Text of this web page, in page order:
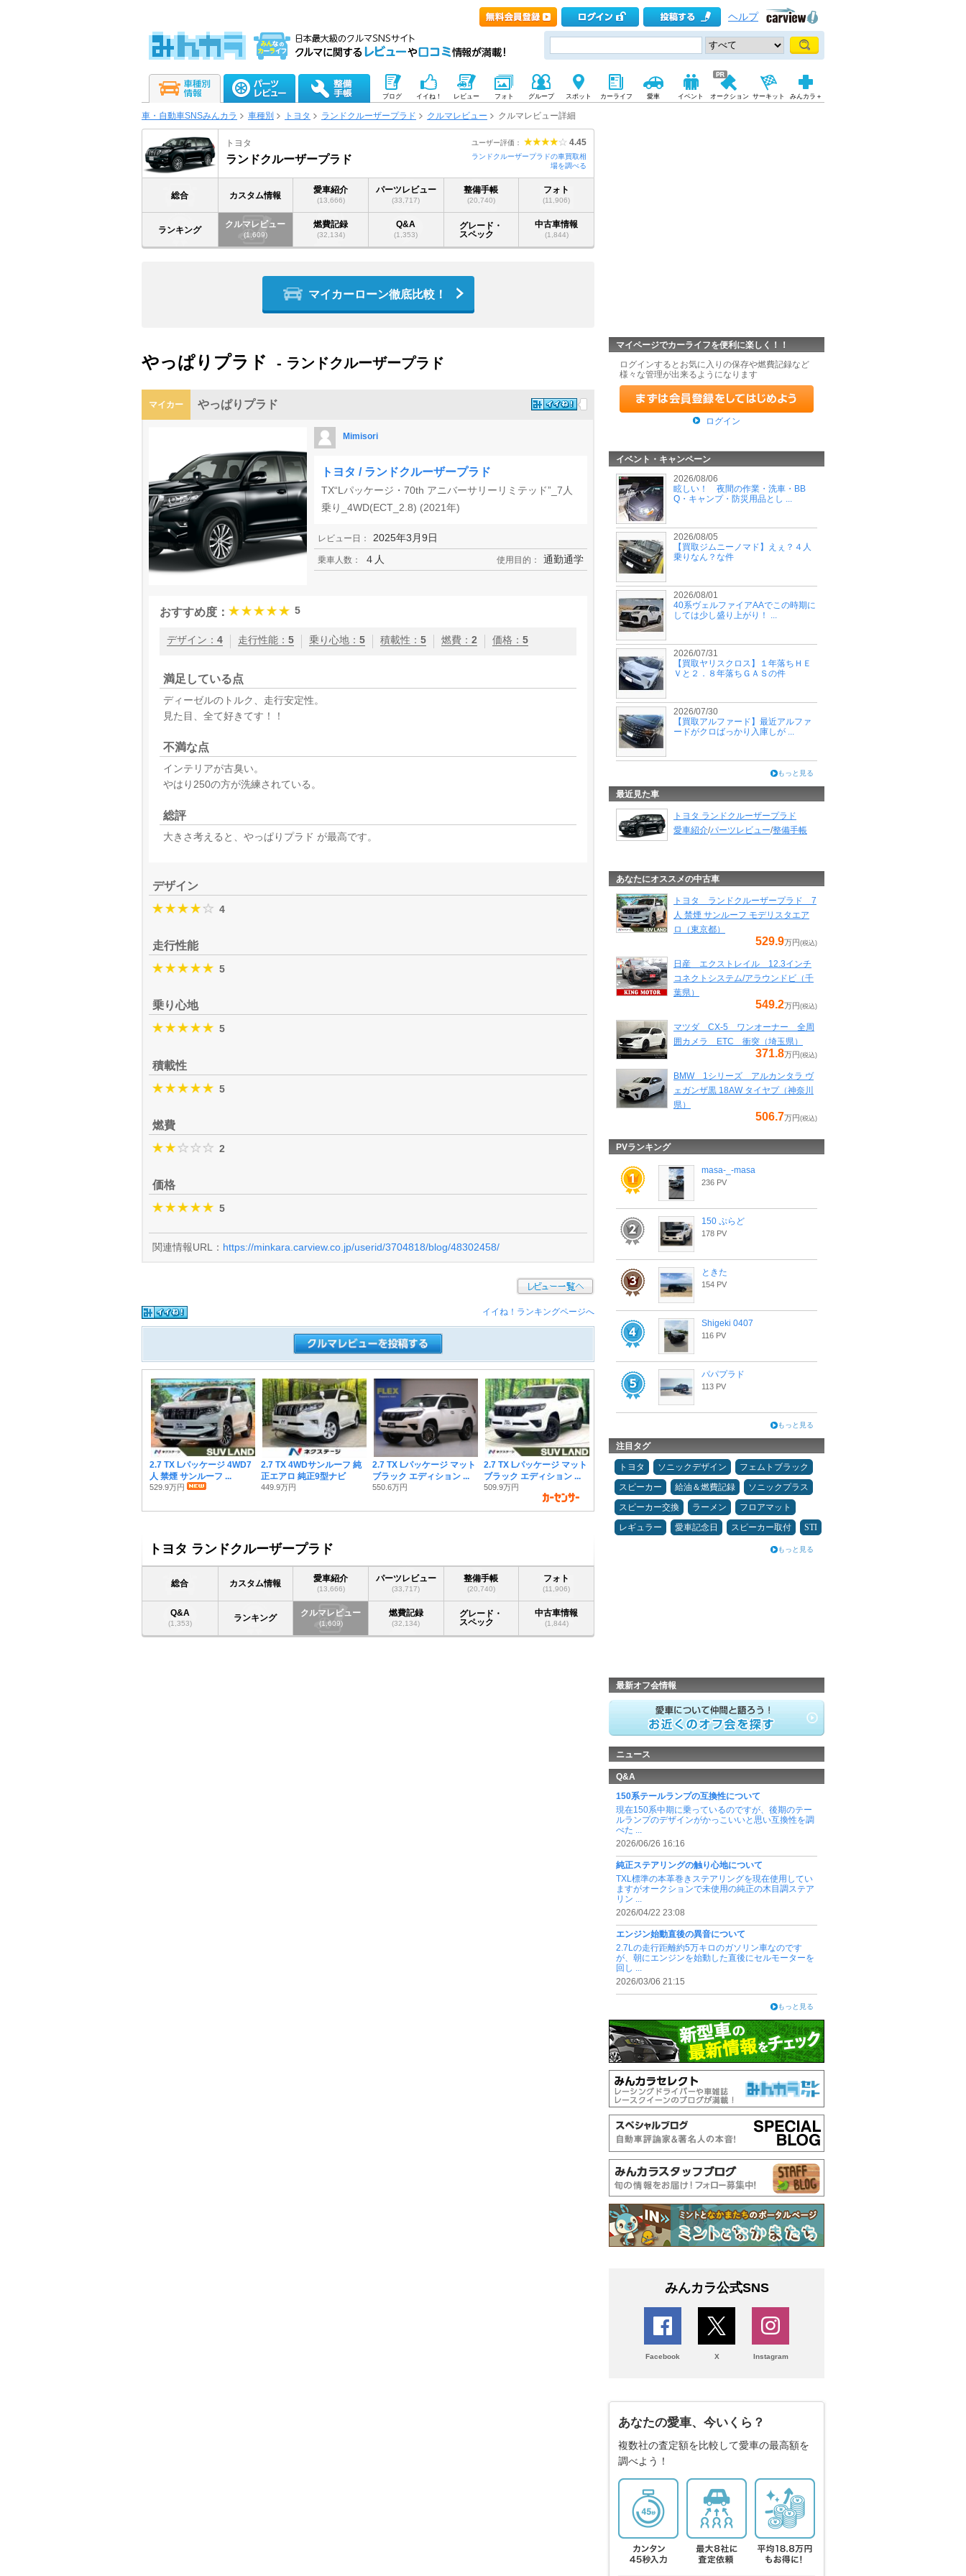
ヘルプ
ブログ イイね！ レビュー フォト グループ スポット カーライフ 愛車 イベント オークション サーキット みんカラ＋
車・自動車SNSみんカラ 車種別 トヨタ ランドクルーザープラド クルマレビュー クルマレビュー詳細
ユーザー評価： 4.45
トヨタ
ランドクルーザープラド
ランドクルーザープラドの車買取相
場を調べる
総合 カスタム情報
愛車紹介
(13,666)
パーツレビュー
(33,717)
整備手帳
(20,740)
フォト
(11,906)
ランキング
クルマレビュー
(1,609)
燃費記録
(32,134)
Q&A
(1,353)
グレード・
スペック
中古車情報
(1,844)
マイカーローン徹底比較！
やっぱりプラド - ランドクルーザープラド
マイカー やっぱりプラド
Mimisori
トヨタ / ランドクルーザープラド
TX“Lパッケージ・70th アニバーサリーリミテッド”_7人
乗り_4WD(ECT_2.8) (2021年)
レビュー日： 2025年3月9日
乗車人数： ４人 使用目的： 通勤通学
おすすめ度： 5
デザイン ： 4 走行性能 ： 5 乗り心地 ： 5 積載性 ： 5 燃費 ： 2 価格 ： 5
満足している点
ディーゼルのトルク、走行安定性。
見た目、全て好きてす！！
不満な点
インテリアが古臭い。
やはり250の方が洗練されている。
総評
大きさ考えると、やっぱりプラド が最高です。
デザイン
4
走行性能
5
乗り心地
5
積載性
5
燃費
2
価格
5
関連情報URL： https://minkara.carview.co.jp/userid/3704818/blog/48302458/
イイね！ランキングページへ
2.7 TX Lパッケージ 4WD7
人 禁煙 サンルーフ ...
529.9万円
2.7 TX 4WDサンルーフ 純
正エアロ 純正9型ナビ
449.9万円
2.7 TX Lパッケージ マット
ブラック エディション ...
550.6万円
2.7 TX Lパッケージ マット
ブラック エディション ...
509.9万円
トヨタ ランドクルーザープラド
総合 カスタム情報
愛車紹介
(13,666)
パーツレビュー
(33,717)
整備手帳
(20,740)
フォト
(11,906)
Q&A
(1,353) ランキング
クルマレビュー
(1,609)
燃費記録
(32,134)
グレード・
スペック
中古車情報
(1,844)
マイページでカーライフを便利に楽しく！！
ログインするとお気に入りの保存や燃費記録など
様々な管理が出来るようになります
ログイン
イベント・キャンペーン
2026/08/06
眩しい！ 夜間の作業・洗車・BB
Q・キャンプ・防災用品とし ...
2026/08/05
【買取ジムニーノマド】えぇ？４人
乗りなん？な件
2026/08/01
40系ヴェルファイアAAでこの時期に
しては少し盛り上がり！ ...
2026/07/31
【買取ヤリスクロス】１年落ちＨＥ
Ｖと２．８年落ちＧＡＳの件
2026/07/30
【買取アルファード】最近アルファ
ードがクロばっかり入庫しが ...
もっと見る
最近見た車
トヨタ ランドクルーザープラド
愛車紹介/パーツレビュー/整備手帳
あなたにオススメの中古車
トヨタ ランドクルーザープラド 7
人 禁煙 サンルーフ モデリスタエア
ロ（東京都）
529.9万円 (税込)
日産 エクストレイル 12.3インチ
コネクトシステム/アラウンドビ（千
葉県）
549.2万円 (税込)
マツダ CX-5 ワンオーナー 全周
囲カメラ ETC 衝突（埼玉県）
371.8万円 (税込)
BMW 1シリーズ アルカンタラ ヴ
ェガンザ黒 18AW タイヤプ（神奈川
県）
506.7万円 (税込)
PVランキング
masa-_-masa
236 PV
150 ぷらど
178 PV
ときた
154 PV
Shigeki 0407
116 PV
パパプラド
113 PV
もっと見る
注目タグ
トヨタ ソニックデザイン
フェムトブラック
スピーカー
給油＆燃費記録
ソニックプラス
スピーカー交換
ラーメン
フロアマット
レギュラー
愛車記念日 スピーカー取付 STI
もっと見る
最新オフ会情報
ニュース
Q&A
150系テールランプの互換性について
現在150系中期に乗っているのですが、後期のテー
ルランプのデザインがかっこいいと思い互換性を調
べた ...
2026/06/26 16:16
純正ステアリングの触り心地について
TXL標準の本革巻きステアリングを現在使用してい
ますがオークションで未使用の純正の木目調ステア
リン ...
2026/04/22 23:08
エンジン始動直後の異音について
2.7Lの走行距離約5万キロのガソリン車なのです
が、朝にエンジンを始動した直後にセルモーターを
回し ...
2026/03/06 21:15
もっと見る
みんカラ公式SNS
Facebook X Instagram
あなたの愛車、今いくら？
複数社の査定額を比較して愛車の最高額を
調べよう！